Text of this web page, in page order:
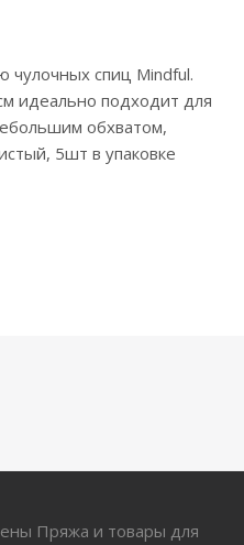
чулочных спиц Mindful.
идеально подходит для
обхватом,
5шт в упаковке
Пряжа и товары для